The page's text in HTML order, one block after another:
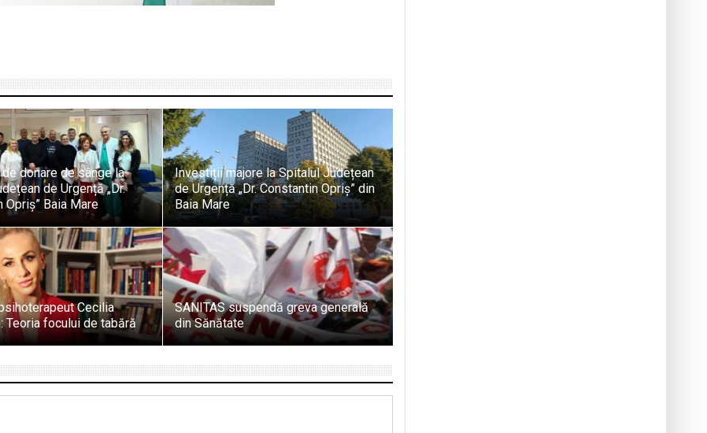
donare de sânge la
de Urgență „Dr.
Opriș” Baia Mare
Investiții majore la Spitalul Județean
de Urgență „Dr. Constantin Opriș” din
Baia Mare
Cecilia
Teoria focului de tabără
SANITAS suspendă greva generală
din Sănătate